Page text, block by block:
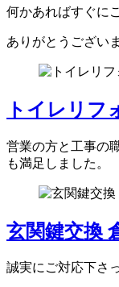
何かあればすぐに
ありがとうござい
トイレリフ
営業の方と工事の
も満足しました。
玄関鍵交換
誠実にご対応下さ